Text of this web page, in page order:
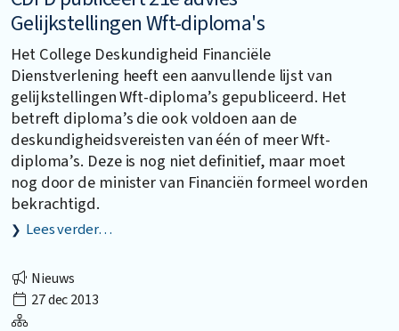
Gelijkstellingen Wft-diploma's
Het College Deskundigheid Financiële
Dienstverlening heeft een aanvullende lijst van
gelijkstellingen Wft-diploma’s gepubliceerd. Het
betreft diploma’s die ook voldoen aan de
deskundigheidsvereisten van één of meer Wft-
diploma’s. Deze is nog niet definitief, maar moet
nog door de minister van Financiën formeel worden
bekrachtigd.
Lees verder…
Nieuws
27 dec 2013